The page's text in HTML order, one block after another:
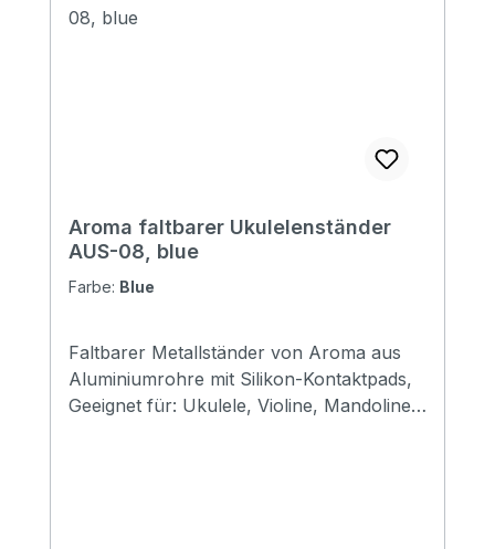
Aroma faltbarer Ukulelenständer
AUS-08, blue
Farbe: Blue
Faltbarer Metallständer von Aroma aus
Aluminiumrohre mit Silikon-Kontaktpads,
Geeignet für: Ukulele, Violine, Mandoline